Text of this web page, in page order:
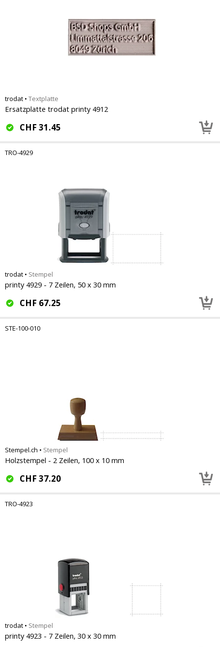
trodat • Textplatte
Ersatzplatte trodat printy 4912
CHF 31.45
TRO-4929
trodat • Stempel
printy 4929 - 7 Zeilen, 50 x 30 mm
CHF 67.25
STE-100-010
Stempel.ch • Stempel
Holzstempel - 2 Zeilen, 100 x 10 mm
CHF 37.20
TRO-4923
trodat • Stempel
printy 4923 - 7 Zeilen, 30 x 30 mm